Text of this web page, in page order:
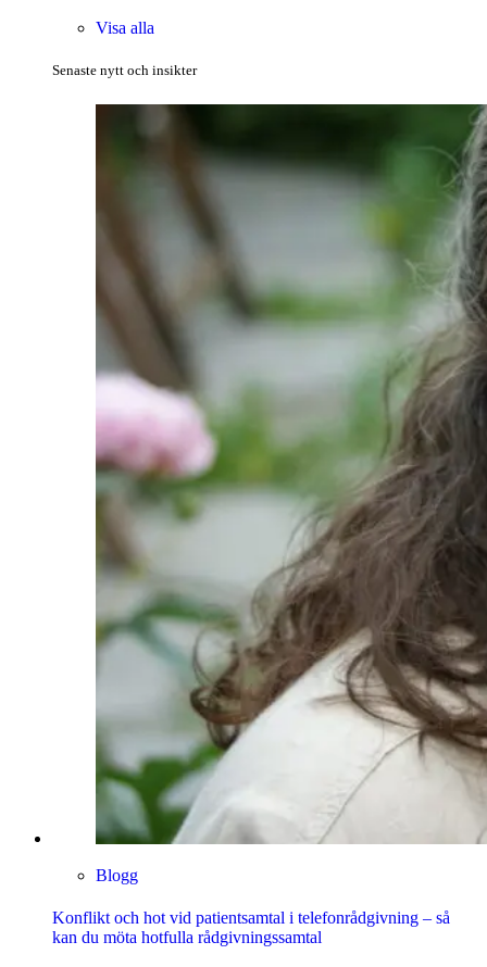
Visa alla
Senaste nytt och insikter
Blogg
Konflikt och hot vid patientsamtal i telefonrådgivning – så
kan du möta hotfulla rådgivningssamtal